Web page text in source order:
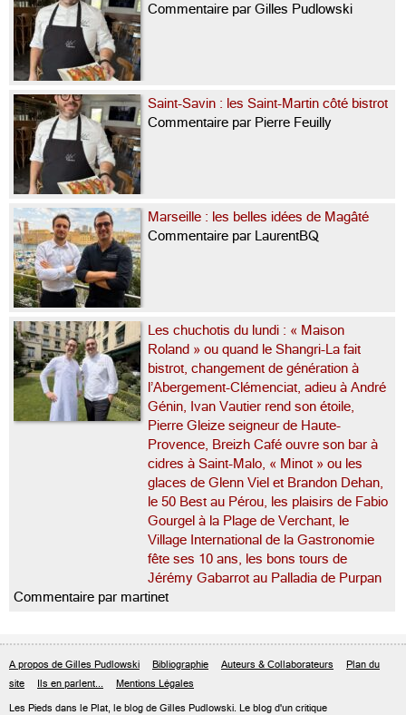
Commentaire par Gilles Pudlowski
Saint-Savin : les Saint-Martin côté bistrot
Commentaire par Pierre Feuilly
Marseille : les belles idées de Magâté
Commentaire par LaurentBQ
Les chuchotis du lundi : « Maison
Roland » ou quand le Shangri-La fait
bistrot, changement de génération à
l’Abergement-Clémenciat, adieu à André
Génin, Ivan Vautier rend son étoile,
Pierre Gleize seigneur de Haute-
Provence, Breizh Café ouvre son bar à
cidres à Saint-Malo, « Minot » ou les
glaces de Glenn Viel et Brandon Dehan,
le 50 Best au Pérou, les plaisirs de Fabio
Gourgel à la Plage de Verchant, le
Village International de la Gastronomie
fête ses 10 ans, les bons tours de
Jérémy Gabarrot au Palladia de Purpan
Commentaire par martinet
A propos de Gilles Pudlowski Bibliographie Auteurs & Collaborateurs
Plan du
site
Ils en parlent... Mentions Légales
Les Pieds dans le Plat, le blog de Gilles Pudlowski. Le blog d'un critique